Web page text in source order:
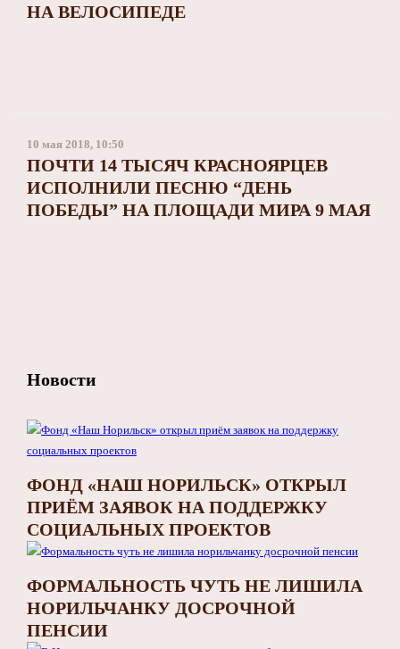
НА ВЕЛОСИПЕДЕ
10 мая 2018, 10:50
ПОЧТИ 14 ТЫСЯЧ КРАСНОЯРЦЕВ
ИСПОЛНИЛИ ПЕСНЮ “ДЕНЬ
ПОБЕДЫ” НА ПЛОЩАДИ МИРА 9 МАЯ
Новости
ФОНД «НАШ НОРИЛЬСК» ОТКРЫЛ
ПРИЁМ ЗАЯВОК НА ПОДДЕРЖКУ
СОЦИАЛЬНЫХ ПРОЕКТОВ
ФОРМАЛЬНОСТЬ ЧУТЬ НЕ ЛИШИЛА
НОРИЛЬЧАНКУ ДОСРОЧНОЙ
ПЕНСИИ